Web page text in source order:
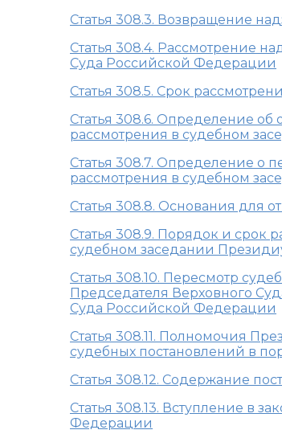
Статья 308.3. Возвращение
Статья 308.4. Рассмотрение
Суда Российской Федерации
Статья 308.5. Срок
Статья 308.6. Определение об
рассмотрения в судебном
Статья 308.7. Определение о
рассмотрения в судебном
Статья 308.8. Основания для
Статья 308.9. Порядок и срок
судебном заседании
Статья 308.10. Пересмотр
Председателя Верховного
Суда Российской Федерации
Статья 308.11. Полномочия
судебных постановлений в
Статья 308.12. Содержание
Статья 308.13. Вступление в
Федерации